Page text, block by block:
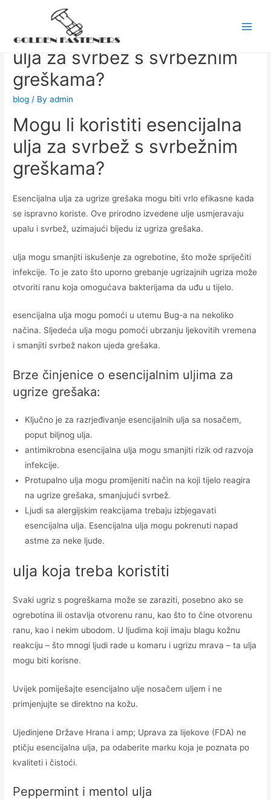
contentMogu li koristiti esencijalna
ulja za svrbež s svrbežnim
greškama?
blog / Byadmin
Mogu li koristiti esencijalna
ulja za svrbež s svrbežnim
greškama?
Esencijalna ulja za ugrize grešaka mogu biti vrlo efikasne kada
se ispravno koriste. Ove prirodno izvedene ulje usmjeravaju
upalu i svrbež, uzimajući bijedu iz ugriza grešaka.
ulja mogu smanjiti iskušenje za ogrebotine, što može spriječiti
infekcije. To je zato što uporno grebanje ugrizajnih ugriza može
otvoriti ranu koja omogućava bakterijama da uđu u tijelo.
esencijalna ulja mogu pomoći u utemu Bug-a na nekoliko
načina. Sljedeća ulja mogu pomoći ubrzanju ljekovitih vremena
i smanjiti svrbež nakon ujeda grešaka.
Brze činjenice o esencijalnim uljima za
ugrize grešaka:
Ključno je za razrjeđivanje esencijalnih ulja sa nosačem,
poput biljnog ulja.
antimikrobna esencijalna ulja mogu smanjiti rizik od razvoja
infekcije.
Protupalno ulja mogu promijeniti način na koji tijelo reagira
na ugrize grešaka, smanjujući svrbež.
Ljudi sa alergijskim reakcijama trebaju izbjegavati
esencijalna ulja. Esencijalna ulja mogu pokrenuti napad
astme za neke ljude.
ulja koja treba koristiti
Svaki ugriz s pogreškama može se zaraziti, posebno ako se
ogrebotina ili ostavlja otvorenu ranu, kao što to čine otvorenu
ranu, kao i nekim ubodom. U ljudima koji imaju blagu kožnu
reakciju – što mnogi ljudi rade u komaru i ugrizu mrava – ta ulja
mogu biti korisne.
Uvijek pomiješajte esencijalno ulje nosačem uljem i ne
primjenjujte se direktno na kožu.
Ujedinjene Države Hrana i amp; Uprava za lijekove (FDA) ne
ptičju esencijalna ulja, pa odaberite marku koja je poznata po
kvaliteti i čistoći.
Peppermint i mentol ulja